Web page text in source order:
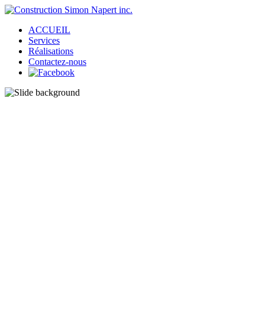
ACCUEIL
Services
Réalisations
Contactez-nous